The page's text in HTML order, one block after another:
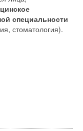
специальности
стоматология).